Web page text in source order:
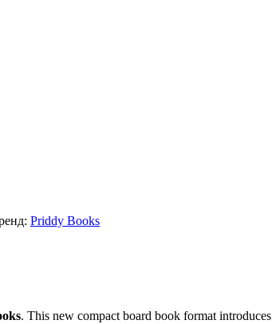
Priddy Books
. This new compact board book format introduces